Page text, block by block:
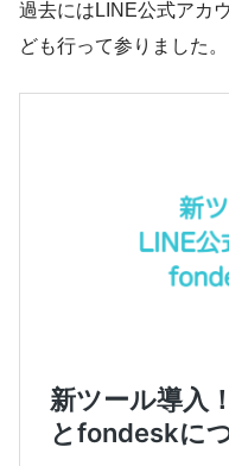
過去にはLINE公式アカ
ども行って参りました。